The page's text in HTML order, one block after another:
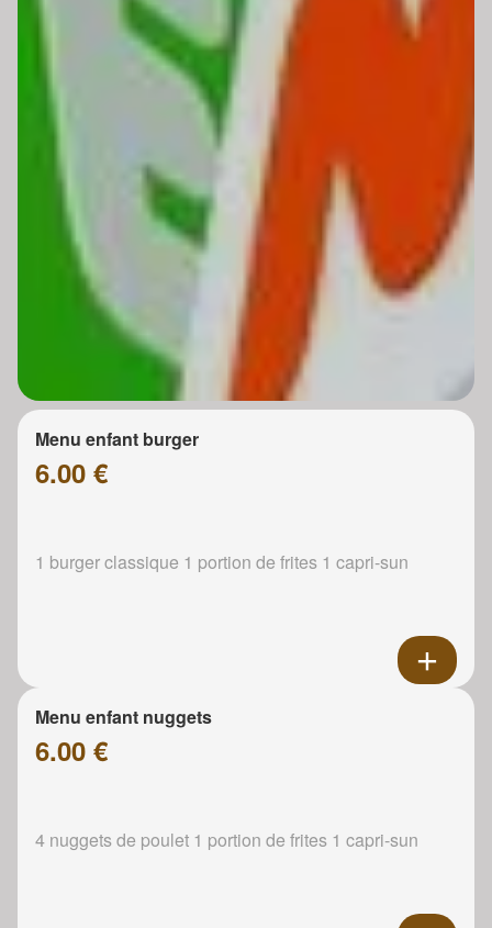
Menu enfant burger
6.00 €
1 burger classique 1 portion de frites 1 capri-sun
Menu enfant nuggets
6.00 €
4 nuggets de poulet 1 portion de frites 1 capri-sun